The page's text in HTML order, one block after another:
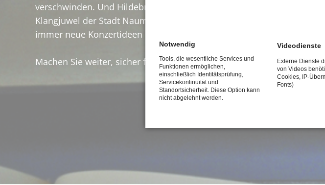
verschwinden. Und Hildebrandts Meisterinstrument, das prächtige
Klangjuwel der Stadt Naumburg, ist grenzenlose Inspirationsquelle für
immer neue Konzertideen und Musikprojekte.
Machen Sie weiter, sicher fällt Ihnen noch mehr dazu ein!
Notwendig
Tools, die wesentliche Services und
Funktionen ermöglichen,
einschließlich Identitätsprüfung,
Servicekontinuität und
Standortsicherheit. Diese Option kann
nicht abgelehnt werden.
Videodienste
Externe Dienste
von Videos
Cookies, IP-
Fonts)